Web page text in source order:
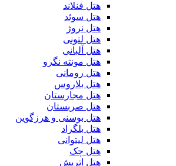
هتل فنلاند
هتل سوئد
هتل نروژ
هتل لتونی
هتل آلبانی
هتل مونته نگرو
هتل رومانی
هتل بلاروس
هتل مجارستان
هتل صربستان
هتل بوسنی و هرزگوین
هتل بلگراد
هتل لیتوانی
هتل چک
هتل اتریش